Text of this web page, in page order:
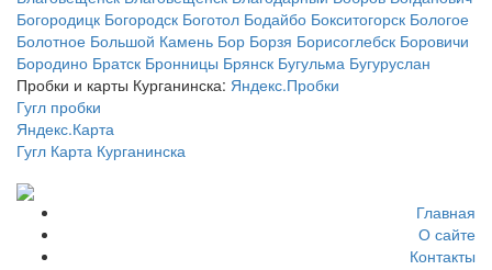
Богородицк Богородск Боготол Бодайбо Бокситогорск Бологое
Болотное Большой Камень Бор Борзя Борисоглебск Боровичи
Бородино Братск Бронницы Брянск Бугульма Бугуруслан
Пробки и карты Курганинска: Яндекс.Пробки
Гугл пробки
Яндекс.Карта
Гугл Карта Курганинска
Главная
О сайте
Контакты